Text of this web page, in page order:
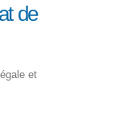
de
et